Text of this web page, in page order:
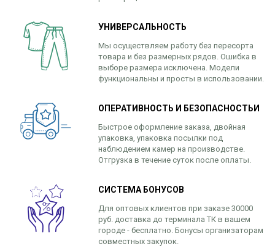
УНИВЕРСАЛЬНОСТЬ
Мы осуществляем работу без пересорта
товара и без размерных рядов. Ошибка в
выборе размера исключена. Модели
функциональны и просты в использовании.
ОПЕРАТИВНОСТЬ И БЕЗОПАСНОСТЬИ
Быстрое оформление заказа, двойная
упаковка, упаковка посылки под
наблюдением камер на производстве.
Отгрузка в течение суток после оплаты.
СИСТЕМА БОНУСОВ
Для оптовых клиентов при заказе 30000
руб. доставка до терминала ТК в вашем
городе - бесплатно. Бонусы организаторам
совместных закупок.